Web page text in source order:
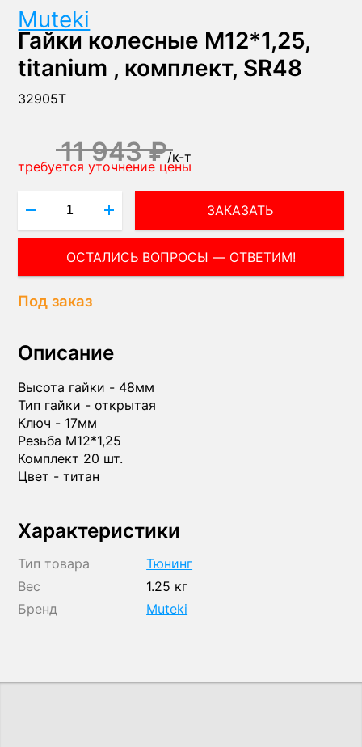
Muteki
Гайки колесные М12*1,25,
titanium , комплект, SR48
32905T
11 943 ₽/к-т
требуется уточнение цены
ЗАКАЗАТЬ
ОСТАЛИСЬ ВОПРОСЫ — ОТВЕТИМ!
Под заказ
Описание
Высота гайки - 48мм
Тип гайки - открытая
Ключ - 17мм
Резьба М12*1,25
Комплект 20 шт.
Цвет - титан
Характеристики
Тип товара
Тюнинг
Вес
1.25 кг
Бренд
Muteki